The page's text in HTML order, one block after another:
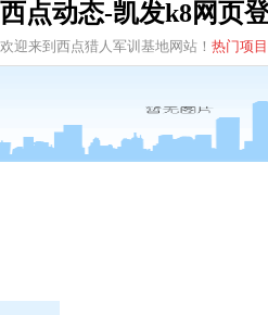
西点动态-凯发k8网页
欢迎来到西点猎人军训基地网站！ 热门项